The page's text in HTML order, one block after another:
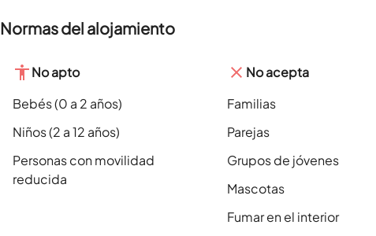
Normas del alojamiento
No apto
Bebés (0 a 2 años)
Niños (2 a 12 años)
Personas con movilidad
reducida
No acepta
Familias
Parejas
Grupos de jóvenes
Mascotas
Fumar en el interior